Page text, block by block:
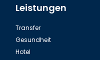
Leistungen
Transfer
Gesundheit
Hotel